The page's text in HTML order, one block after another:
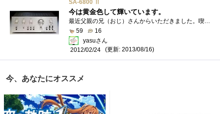
SA-6800 Ⅱ
今は黄金色して輝いています。
最近父親の兄（おじ）さんからいただきました。喫煙環境＋ずーと放置してあったためタバコの脂で黄色く変色してぱっと見たらこれ金色じゃね�...
59
16
yasuさん
2012/02/24
(更新: 2013/08/16)
今、あなたにオススメ